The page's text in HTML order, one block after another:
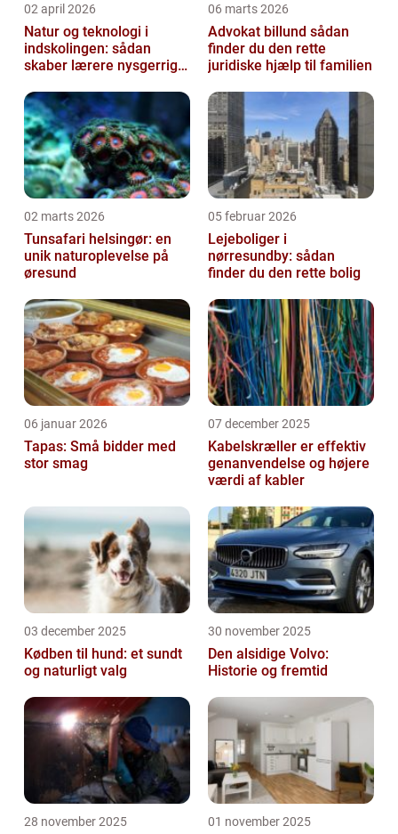
02 april 2026
Natur og teknologi i
indskolingen: sådan
skaber lærere nysgerrige
06 marts 2026
Advokat billund sådan
finder du den rette
juridiske hjælp til familien
02 marts 2026
Tunsafari helsingør: en
unik naturoplevelse på
øresund
05 februar 2026
Lejeboliger i
nørresundby: sådan
finder du den rette bolig
06 januar 2026
Tapas: Små bidder med
stor smag
07 december 2025
Kabelskræller er effektiv
genanvendelse og højere
værdi af kabler
03 december 2025
Kødben til hund: et sundt
og naturligt valg
30 november 2025
Den alsidige Volvo:
Historie og fremtid
28 november 2025 01 november 2025